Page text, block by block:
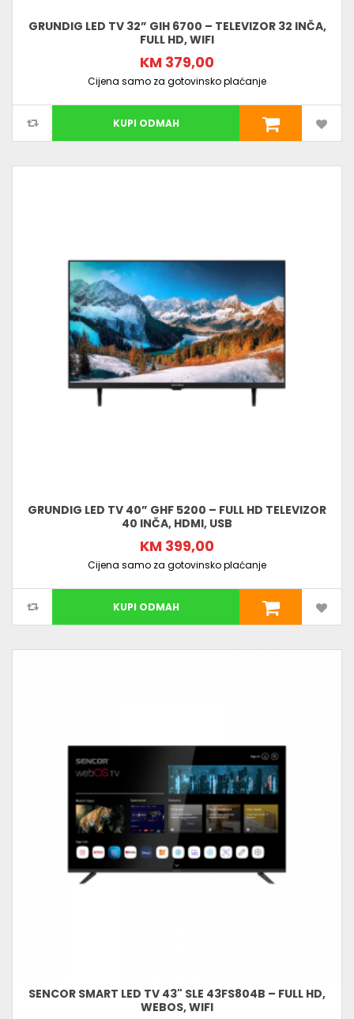
GRUNDIG LED TV 32” GIH 6700 – TELEVIZOR 32 INČA,
FULL HD, WIFI
KM 379,00
Cijena samo za gotovinsko plaćanje
KUPI ODMAH
GRUNDIG LED TV 40” GHF 5200 – FULL HD TELEVIZOR
40 INČA, HDMI, USB
KM 399,00
Cijena samo za gotovinsko plaćanje
KUPI ODMAH
SENCOR SMART LED TV 43" SLE 43FS804B – FULL HD,
WEBOS, WIFI